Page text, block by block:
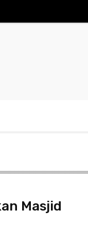
Masjid